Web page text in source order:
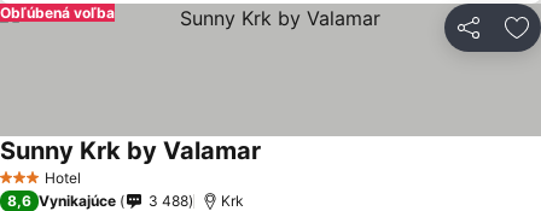
Zdieľať
Obľúbená voľba
3 Počet hviezdičiek
Hotel
Sunny Krk by Valamar
8,6 Vynikajúce 3 488 Krk